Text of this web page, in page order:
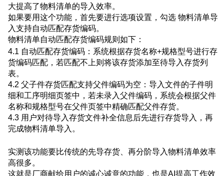
大提高了物料清单的导入效率。
如果要用这个功能，首先要进行选项设置，勾选 物料清单导
入支持自动匹配存货编码。
物料清单自动匹配存货编码规则如下：
4.1 自动匹配存货编码：系统根据存货名称+规格型号进行存
货编码匹配，若匹配不上则将该存货添加至待导入存货列
表。
4.2 父子件存货匹配支持父件编码为空：导入文件的子件明
细和工序明细页签中，若未录入父件编码，系统会根据父件
名称和规格型号在父件页签中精确匹配父件存货。
4.3 用户对待导入存货文件补全信息后先进行存货导入，再
完成物料清单导入。
实测该功能要比传统的先导存货、再分阶导入物料清单效率
高很多。
这就是厂商献给用户的诚心诚意的功能，也是AI提高工作效